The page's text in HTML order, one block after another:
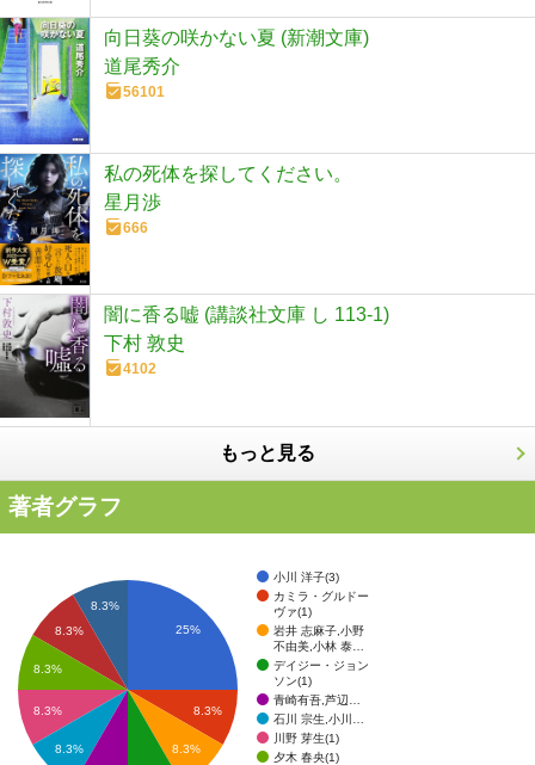
向日葵の咲かない夏 (新潮文庫)
道尾秀介
56101
私の死体を探してください。
星月渉
666
闇に香る嘘 (講談社文庫 し 113-1)
下村 敦史
4102
もっと見る
著者グラフ
小川 洋子(3)
カミラ・グルドー
ヴァ(1)
岩井 志麻子,小野
不由美,小林 泰…
デイジー・ジョン
ソン(1)
青崎有吾,芦辺…
石川 宗生,小川…
川野 芽生(1)
夕木 春央(1)
25%
8.3%
8.3%
8.3%
8.3%
8.3%
8.3%
8.3%